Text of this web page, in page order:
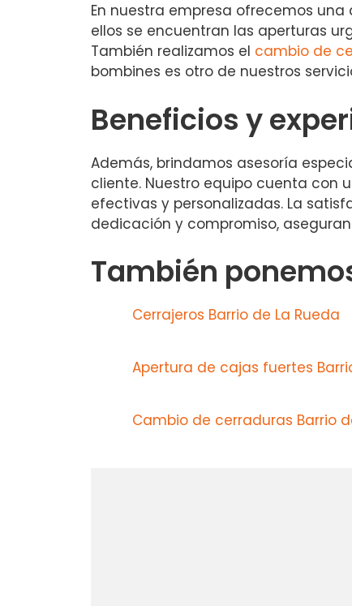
En nuestra empresa ofrecemos
ellos se encuentran las aperturas
También realizamos el cambio de
bombines es otro de nuestros
Beneficios y
Además, brindamos asesoría
cliente. Nuestro equipo cuenta con
efectivas y personalizadas. La
dedicación y compromiso,
También
Cerrajeros Barrio de La Rueda
Apertura de cajas fuertes
Cambio de cerraduras Barrio